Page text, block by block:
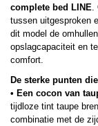
complete bed LINE
tussen uitgesproken
dit model de
opslagcapaciteit en
comfort.
De sterke punten
• Een cocon van
tijdloze tint taupe
combinatie met de